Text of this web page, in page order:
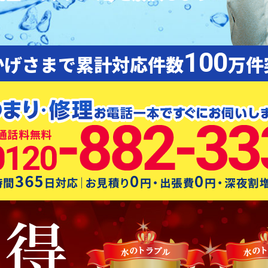
さまで累計対応件数100万